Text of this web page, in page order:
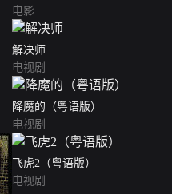
电影
解决师
电视剧
降魔的（粤语版）
电视剧
飞虎2（粤语版）
电视剧